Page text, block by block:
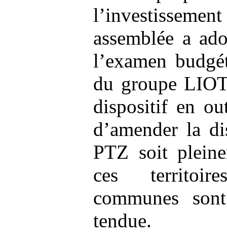
assemblée a
l’examen
du groupe
dispositif en
d’amender la
PTZ soit
ces
communes
tendue.